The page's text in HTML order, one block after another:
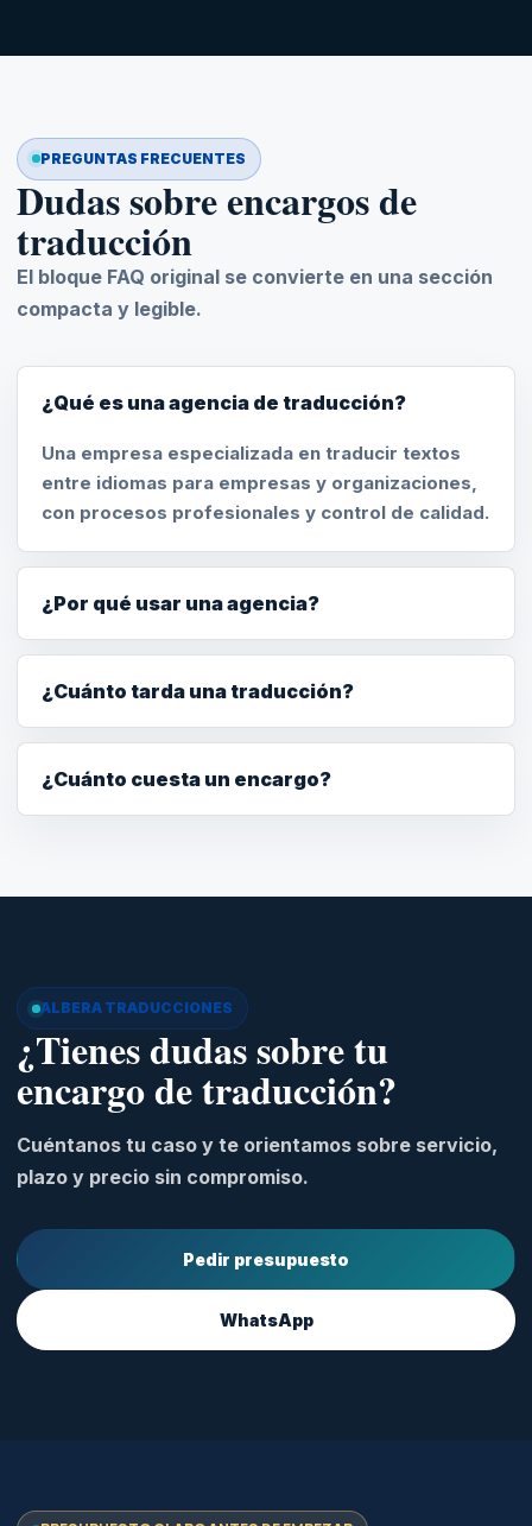
PREGUNTAS FRECUENTES
Dudas sobre encargos de
traducción
El bloque FAQ original se convierte en una sección
compacta y legible.
¿Qué es una agencia de traducción?
Una empresa especializada en traducir textos
entre idiomas para empresas y organizaciones,
con procesos profesionales y control de calidad.
¿Por qué usar una agencia?
¿Cuánto tarda una traducción?
¿Cuánto cuesta un encargo?
ALBERA TRADUCCIONES
¿Tienes dudas sobre tu
encargo de traducción?
Cuéntanos tu caso y te orientamos sobre servicio,
plazo y precio sin compromiso.
Pedir presupuesto
WhatsApp